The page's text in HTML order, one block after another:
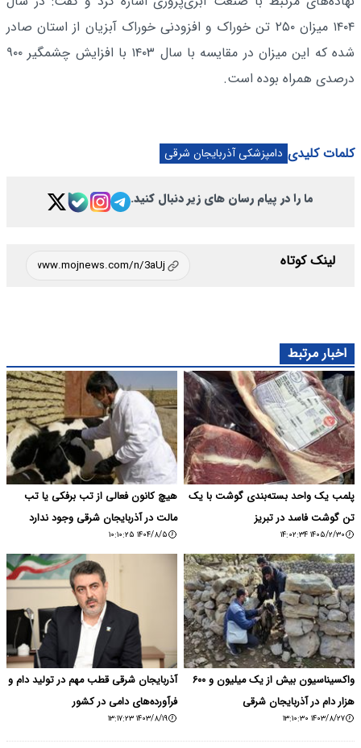
۱۴۰۴ میزان ۲۵۰ تن خوراک و افزودنی خوراک آبزیان از استان صادر
شده که این میزان در مقایسه با سال ۱۴۰۳ با افزایش چشمگیر ۹۰۰
درصدی همراه بوده است.
کلمات کلیدی دامپزشکی آذربایجان شرقی
ما را در پیام رسان های زیر دنبال کنید.
لینک کوتاه
اخبار مرتبط
پلمب یک واحد بسته‌بندی گوشت با یک
تن گوشت فاسد در تبریز
۱۴۰۵/۲/۳۰ ۱۴:۰۲:۳۴
هیچ کانون فعالی از تب برفکی یا تب
مالت در آذربایجان‌ شرقی وجود ندارد
۱۴۰۴/۸/۵ ۱۰:۱۰:۲۵
واکسیناسیون بیش از یک میلیون و ۶۰۰
هزار دام در آذربایجان شرقی
۱۴۰۳/۸/۲۷ ۱۳:۱۰:۳۰
آذربایجان شرقی قطب مهم در تولید دام و
فرآورده‌های دامی در کشور
۱۴۰۳/۸/۱۹ ۱۳:۱۷:۲۳